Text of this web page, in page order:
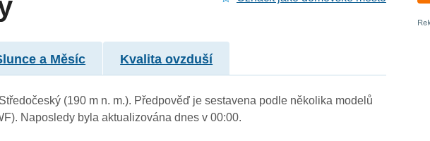
a Měsíc Kvalita ovzduší
(190 m n. m.). Předpověď je sestavena podle několika modelů
Naposledy byla aktualizována dnes v 00:00.